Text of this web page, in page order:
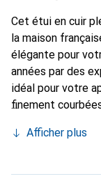
Cet étui en cuir
la maison
élégante pour
années par des
idéal pour votre
finement
smartphone. La
constitue
Afficher plus